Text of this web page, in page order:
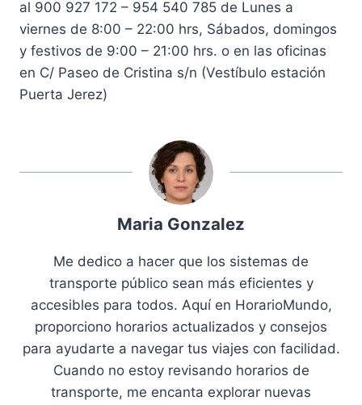
al 900 927 172 – 954 540 785 de Lunes a
viernes de 8:00 – 22:00 hrs, Sábados, domingos
y festivos de 9:00 – 21:00 hrs. o en las oficinas
en C/ Paseo de Cristina s/n (Vestíbulo estación
Puerta Jerez)
Maria Gonzalez
Me dedico a hacer que los sistemas de
transporte público sean más eficientes y
accesibles para todos. Aquí en HorarioMundo,
proporciono horarios actualizados y consejos
para ayudarte a navegar tus viajes con facilidad.
Cuando no estoy revisando horarios de
transporte, me encanta explorar nuevas